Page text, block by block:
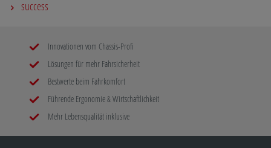
success
Innovationen vom Chassis-Profi
Lösungen für mehr Fahrsicherheit
Bestwerte beim Fahrkomfort
Führende Ergonomie & Wirtschaftlichkeit
Mehr Lebensqualität inklusive